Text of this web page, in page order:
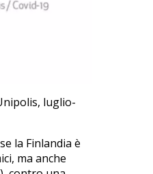
luglio-
la Finlandia è
ma anche